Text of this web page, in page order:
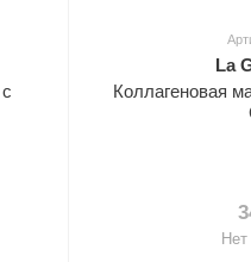
La
Коллагеновая